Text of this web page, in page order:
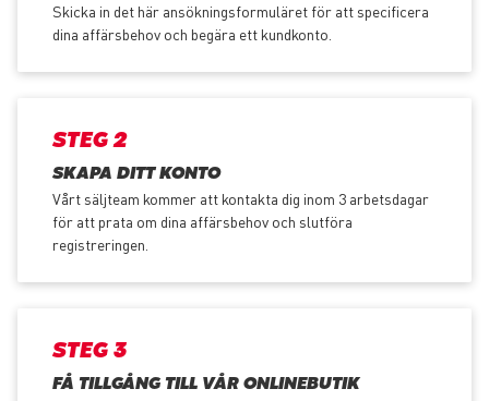
Skicka in det här ansökningsformuläret för att specificera
dina affärsbehov och begära ett kundkonto.
STEG 2
SKAPA DITT KONTO
Vårt säljteam kommer att kontakta dig inom 3 arbetsdagar
för att prata om dina affärsbehov och slutföra
registreringen.
STEG 3
FÅ TILLGÅNG TILL VÅR ONLINEBUTIK